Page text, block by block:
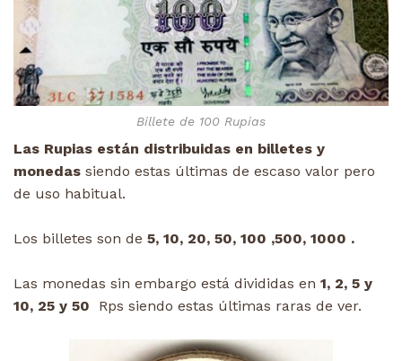
Billete de 100 Rupias
Las Rupias están distribuidas en billetes y
monedas siendo estas últimas de escaso valor pero
de uso habitual.
Los billetes son de 5, 10, 20, 50, 100 ,500, 1000 .
Las monedas sin embargo está divididas en 1, 2, 5 y
10, 25 y 50 Rps siendo estas últimas raras de ver.